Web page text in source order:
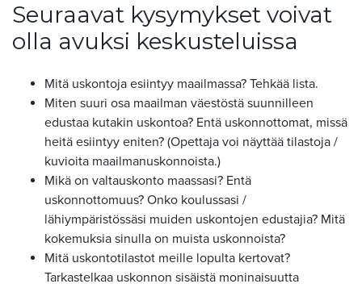
Seuraavat kysymykset voivat
olla avuksi keskusteluissa
Mitä uskontoja esiintyy maailmassa? Tehkää lista.
Miten suuri osa maailman väestöstä suunnilleen
edustaa kutakin uskontoa? Entä uskonnottomat, missä
heitä esiintyy eniten? (Opettaja voi näyttää tilastoja /
kuvioita maailmanuskonnoista.)
Mikä on valtauskonto maassasi? Entä
uskonnottomuus? Onko koulussasi /
lähiympäristössäsi muiden uskontojen edustajia? Mitä
kokemuksia sinulla on muista uskonnoista?
Mitä uskontotilastot meille lopulta kertovat?
Tarkastelkaa uskonnon sisäistä moninaisuutta